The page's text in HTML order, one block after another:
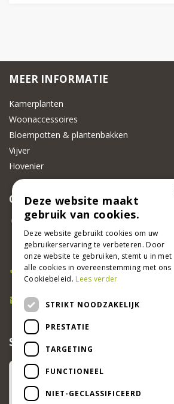
MEER INFORMATIE
Kamerplanten
Woonaccessoires
Bloempotten & plantenbakken
Vijver
Hovenier
CONTACT
Beeker Tuincentrum
Adsteeg 31
6191 PW Beek
Bel ons
046 437 2881
E-mail
info@beekertuincentrum.nl
SCHRIJF EEN RECENSIE EN WIN!
Deze website maakt
gebruik van cookies.
Deze website gebruikt cookies om uw
gebruikerservaring te verbeteren. Door
onze website te gebruiken, stemt u in met
alle cookies in overeenstemming met ons
Cookiebeleid.Lees verder
STRIKT NOODZAKELIJK
PRESTATIE
TARGETING
FUNCTIONEEL
NIET-GECLASSIFICEERD